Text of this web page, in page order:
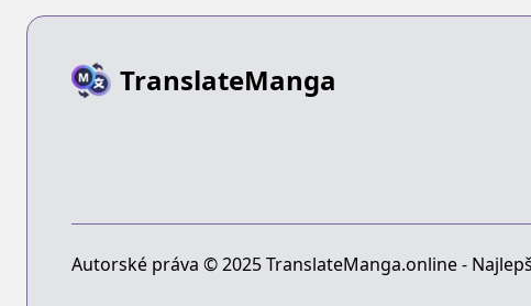
TranslateManga
Autorské práva © 2025 TranslateManga.online -